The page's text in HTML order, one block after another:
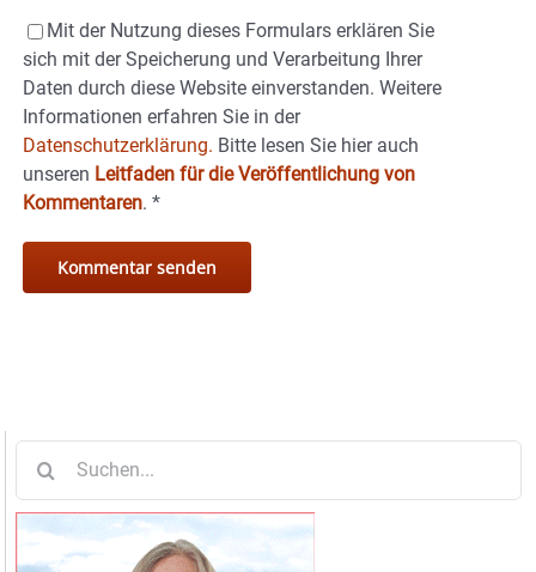
Mit der Nutzung dieses Formulars erklären Sie
sich mit der Speicherung und Verarbeitung Ihrer
Daten durch diese Website einverstanden. Weitere
Informationen erfahren Sie in der
Datenschutzerklärung. Bitte lesen Sie hier auch
unseren Leitfaden für die Veröffentlichung von
Kommentaren. *
nach: